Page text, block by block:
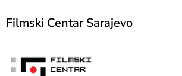
Filmski Centar Sarajevo